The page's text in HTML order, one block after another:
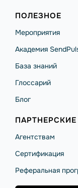
ПОЛЕЗНОЕ
Мероприятия
Академия
База знаний
Глоссарий
Блог
Агентствам
Сертификация
Реферальная